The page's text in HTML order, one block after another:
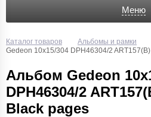
Меню
Каталог товаров Альбомы и рамки
Gedeon 10х15/304 DPH46304/2
Альбом Gedeon
DPH46304/2
Black pages